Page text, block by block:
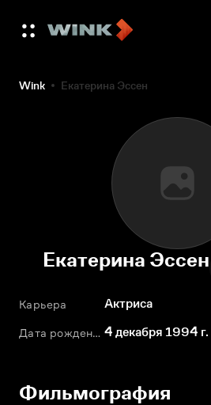
Wink Екатерина Эссен
Екатерина Эссен
Карьера Актриса
Дата рождения 4 декабря 1994 г.
Фильмография